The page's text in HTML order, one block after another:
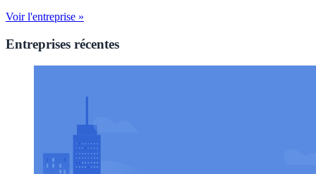
Voir l'entreprise »
Entreprises récentes